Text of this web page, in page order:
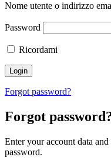
Nome utente o indirizzo
Password
Ricordami
Forgot password?
Forgot
Enter your account data
password.